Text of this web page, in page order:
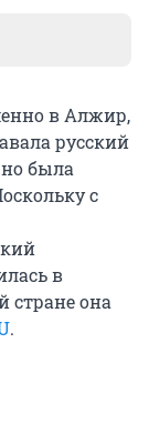
с
с
в Алжир,
русский
была
с
в
стране она
.